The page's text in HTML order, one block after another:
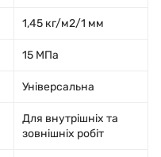
1,45 кг/м2/1 мм
15 МПа
Універсальна
Для внутрішніх та
зовнішніх робіт